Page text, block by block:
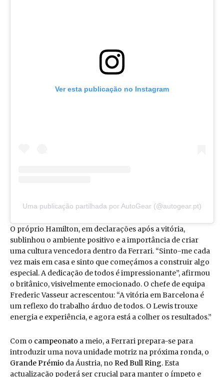
Ver esta publicação no Instagram
Uma publicação partilhada por AutoGear (@autogear.pt)
O próprio Hamilton, em declarações após a vitória,
sublinhou o ambiente positivo e a importância de criar
uma cultura vencedora dentro da Ferrari. “Sinto-me cada
vez mais em casa e sinto que começámos a construir algo
especial. A dedicação de todos é impressionante”, afirmou
o britânico, visivelmente emocionado. O chefe de equipa
Frederic Vasseur acrescentou: “A vitória em Barcelona é
um reflexo do trabalho árduo de todos. O Lewis trouxe
energia e experiência, e agora está a colher os resultados.”
Com o campeonato a meio, a Ferrari prepara-se para
introduzir uma nova unidade motriz na próxima ronda, o
Grande Prémio da Áustria, no Red Bull Ring. Esta
actualização poderá ser crucial para manter o ímpeto e